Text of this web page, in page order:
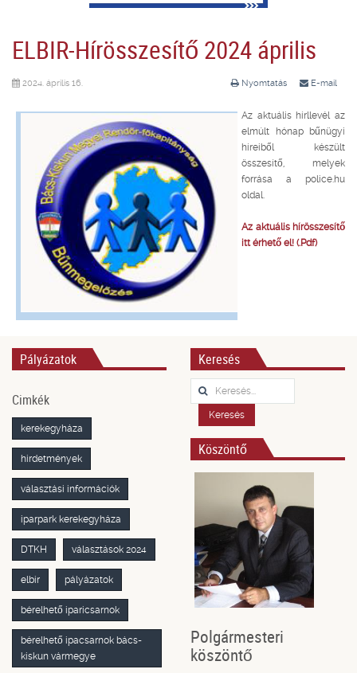
ELBIR-Hírösszesítő 2024 április
Nyomtatás E-mail
2024. április 16.
Az aktuális hírllevél az
elmúlt hónap bűnügyi
híreiből készült
összesítő, melyek
forrása a police.hu
oldal.
Az aktuális hírösszesítő
itt érhető el! (.Pdf)
Pályázatok
Cimkék
kerekegyháza
hirdetmények
választási információk
iparpark kerekegyháza
DTKH választások 2024
elbir pályázatok
bérelhető iparicsarnok
bérelhető ipacsarnok bács-
kiskun vármegye
Keresés
Keresés...
Keresés
Köszöntő
Polgármesteri
köszöntő